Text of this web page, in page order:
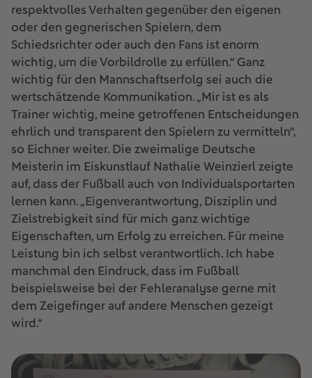
respektvolles Verhalten gegenüber den eigenen
oder den gegnerischen Spielern, dem
Schiedsrichter oder auch den Fans ist enorm
wichtig, um die Vorbildrolle zu erfüllen.“ Ganz
wichtig für den Mannschaftserfolg sei auch die
wertschätzende Kommunikation. „Mir ist es als
Trainer wichtig, meine getroffenen Entscheidungen
ehrlich und transparent den Spielern zu vermitteln“,
so Eichner weiter. Die zweimalige Deutsche
Meisterin im Eiskunstlauf Nathalie Weinzierl zeigte
auf, dass der Fußball auch von Individualsportarten
lernen kann. „Eigenverantwortung, Disziplin und
Zielstrebigkeit sind für mich ganz wichtige
Eigenschaften, um Erfolg zu erreichen. Für meine
Leistung bin ich selbst verantwortlich. Ich habe
manchmal den Eindruck, dass im Fußball
beispielsweise bei der Fehleranalyse gerne mit
dem Zeigefinger auf andere Menschen gezeigt
wird.“